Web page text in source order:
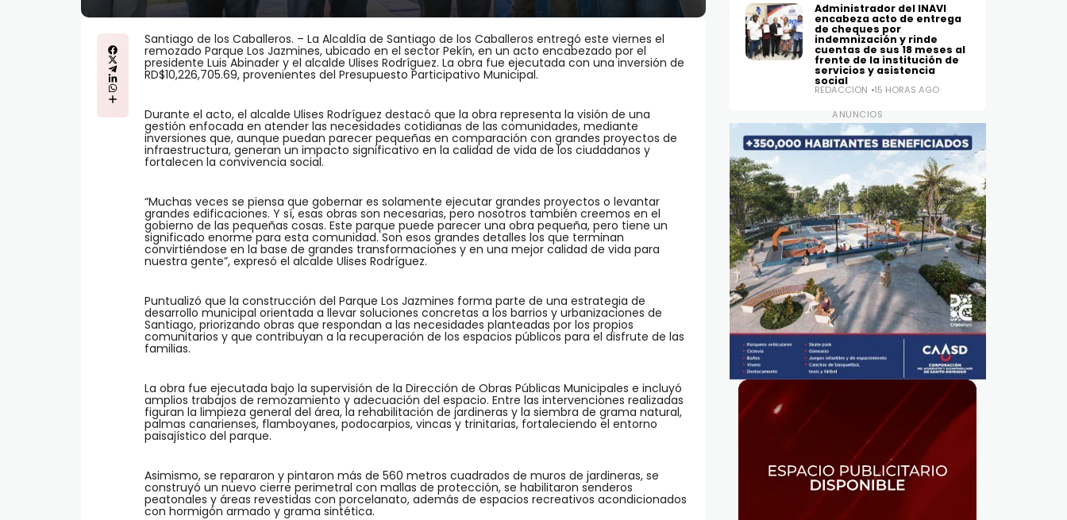
Santiago de los Caballeros. – La Alcaldía de Santiago de los Caballeros entregó este viernes el
remozado Parque Los Jazmines, ubicado en el sector Pekín, en un acto encabezado por el
presidente Luis Abinader y el alcalde Ulises Rodríguez. La obra fue ejecutada con una inversión de
RD$10,226,705.69, provenientes del Presupuesto Participativo Municipal.
Durante el acto, el alcalde Ulises Rodríguez destacó que la obra representa la visión de una
gestión enfocada en atender las necesidades cotidianas de las comunidades, mediante
inversiones que, aunque puedan parecer pequeñas en comparación con grandes proyectos de
infraestructura, generan un impacto significativo en la calidad de vida de los ciudadanos y
fortalecen la convivencia social.
“Muchas veces se piensa que gobernar es solamente ejecutar grandes proyectos o levantar
grandes edificaciones. Y sí, esas obras son necesarias, pero nosotros también creemos en el
gobierno de las pequeñas cosas. Este parque puede parecer una obra pequeña, pero tiene un
significado enorme para esta comunidad. Son esos grandes detalles los que terminan
convirtiéndose en la base de grandes transformaciones y en una mejor calidad de vida para
nuestra gente”, expresó el alcalde Ulises Rodríguez.
Puntualizó que la construcción del Parque Los Jazmines forma parte de una estrategia de
desarrollo municipal orientada a llevar soluciones concretas a los barrios y urbanizaciones de
Santiago, priorizando obras que respondan a las necesidades planteadas por los propios
comunitarios y que contribuyan a la recuperación de los espacios públicos para el disfrute de las
familias.
La obra fue ejecutada bajo la supervisión de la Dirección de Obras Públicas Municipales e incluyó
amplios trabajos de remozamiento y adecuación del espacio. Entre las intervenciones realizadas
figuran la limpieza general del área, la rehabilitación de jardineras y la siembra de grama natural,
palmas canarienses, flamboyanes, podocarpios, vincas y trinitarias, fortaleciendo el entorno
paisajístico del parque.
Asimismo, se repararon y pintaron más de 560 metros cuadrados de muros de jardineras, se
construyó un nuevo cierre perimetral con mallas de protección, se habilitaron senderos
peatonales y áreas revestidas con porcelanato, además de espacios recreativos acondicionados
con hormigón armado y grama sintética.
Administrador del INAVI
encabeza acto de entrega
de cheques por
indemnización y rinde
cuentas de sus 18 meses al
frente de la institución de
servicios y asistencia
social
REDACCIÓN 15 HORAS AGO
ANUNCIOS